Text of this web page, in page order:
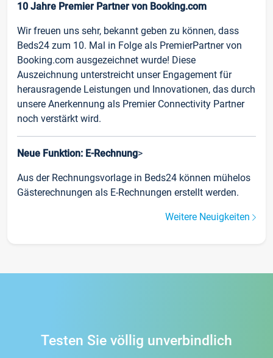
10 Jahre Premier Partner von Booking.com
Wir freuen uns sehr, bekannt geben zu können, dass
Beds24 zum 10. Mal in Folge als PremierPartner von
Booking.com ausgezeichnet wurde! Diese
Auszeichnung unterstreicht unser Engagement für
herausragende Leistungen und Innovationen, das durch
unsere Anerkennung als Premier Connectivity Partner
noch verstärkt wird.
Neue Funktion: E-Rechnung>
Aus der Rechnungsvorlage in Beds24 können mühelos
Gästerechnungen als E-Rechnungen erstellt werden.
Weitere Neuigkeiten
Testen Sie völlig unverbindlich